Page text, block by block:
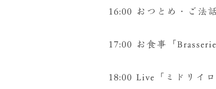
16:00 おつとめ・ご法
17:00 お食事「
18:00 Live「ミドリイロ